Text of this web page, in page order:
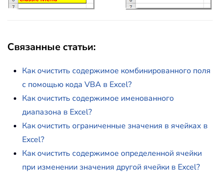
Связанные статьи:
Как очистить содержимое комбинированного поля
с помощью кода VBA в Excel?
Как очистить содержимое именованного
диапазона в Excel?
Как очистить ограниченные значения в ячейках в
Excel?
Как очистить содержимое определенной ячейки
при изменении значения другой ячейки в Excel?